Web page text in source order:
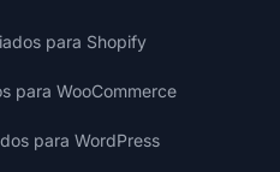
para Shopify
para WooCommerce
para WordPress